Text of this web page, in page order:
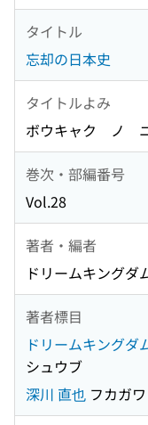
タイトル
忘却の日本史
タイトルよみ
ボウキャク ノ
巻次・部編番号
Vol.28
著者・編者
ドリームキングダ
著者標目
ドリームキングダ
シュウブ
深川 直也 フカガ